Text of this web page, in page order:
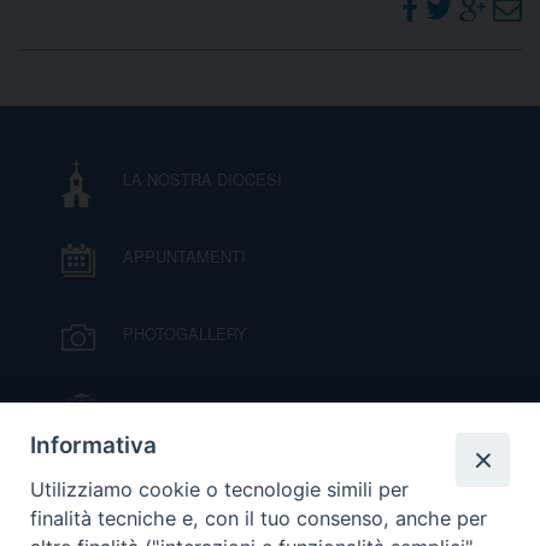
LA NOSTRA DIOCESI
APPUNTAMENTI
PHOTOGALLERY
IL VESCOVO MONS. ORAZIO FRANCESCO
PIAZZA
VIDEOGALLERY
Informativa
Utilizziamo cookie o tecnologie simili per
finalità tecniche e, con il tuo consenso, anche per